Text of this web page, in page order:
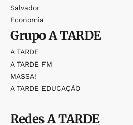
Salvador
Economia
GrupoA TARDE
A TARDE
A TARDE FM
MASSA!
A TARDE EDUCAÇÃO
RedesA TARDE